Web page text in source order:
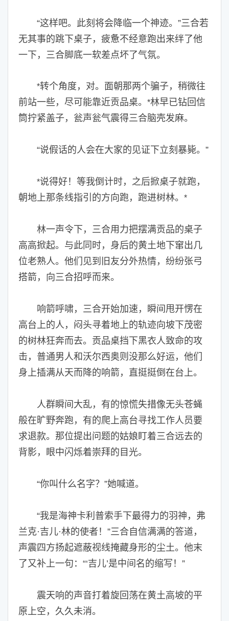
“这样吧。此刻将会降临一个神迹。”三合若
无其事的跳下桌子，疲惫不经意跑出来绊了他
一下，三合脚底一软差点坏了气氛。
*转个角度，对。面朝那两个骗子，稍微往
前站一些，尽可能靠近贡品桌。 *林早已钻回信
筒拧紧盖子，瓮声瓮气震得三合脑壳发麻。
“说假话的人会在大家的见证下立刻暴毙。”
*说得好！等我倒计时，之后掀桌子就跑，
朝地上那条线指引的方向跑，跑进树林。 *
林一声令下，三合用力把摆满贡品的桌子
高高掀起。与此同时，身后的黄土地下窜出几
位老熟人。他们见到旧友分外热情，纷纷张弓
搭箭，向三合招呼而来。
响箭呼啸，三合开始加速，瞬间甩开愣在
高台上的人，闷头寻着地上的轨迹向坡下茂密
的树林狂奔而去。贡品桌挡下黑衣人致命的攻
击，普通男人和沃尔西奥则没那么好运，他们
身上插满从天而降的响箭，直挺挺倒在台上。
人群瞬间大乱，有的惊慌失措像无头苍蝇
般在旷野奔跑，有的爬上高台寻找工作人员要
求退款。那位提出问题的姑娘盯着三合远去的
背影，眼中闪烁着崇拜的目光。
“你叫什么名字？”她喊道。
“我是海神卡利普索手下最得力的羽神，弗
兰克·吉儿·林的使者！”三合自信满满的答道，
声震四方扬起遮蔽视线掩藏身形的尘土。他末
了又补上一句：“‘吉儿’是中间名的缩写！”
震天响的声音打着旋回荡在黄土高坡的平
原上空，久久未消。